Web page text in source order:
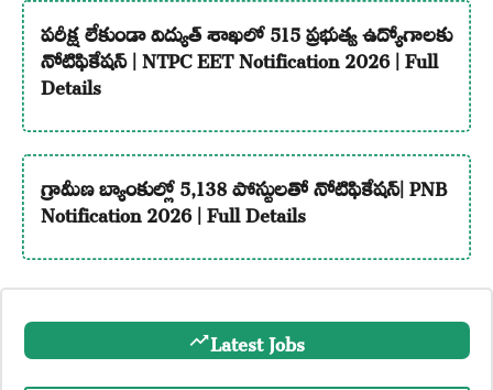
పరీక్ష లేకుండా విద్యుత్ శాఖలో 515 ప్రభుత్వ ఉద్యోగాలకు
నోటిఫికేషన్ | NTPC EET Notification 2026 | Full
Details
గ్రామీణ బ్యాంకుల్లో 5,138 పోస్టులతో నోటిఫికేషన్| PNB
Notification 2026 | Full Details
Latest Jobs